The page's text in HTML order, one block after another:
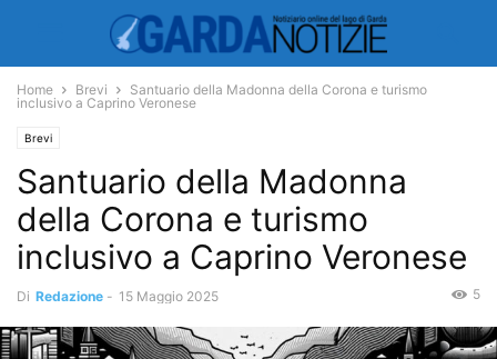
Home Brevi
Santuario della Madonna della Corona e turismo
inclusivo a Caprino Veronese
Brevi
Santuario della Madonna
della Corona e turismo
inclusivo a Caprino Veronese
Di Redazione - 15 Maggio 2025 5